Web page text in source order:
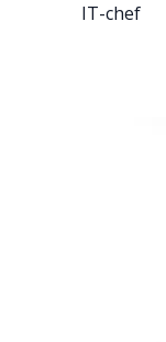
IT-chef